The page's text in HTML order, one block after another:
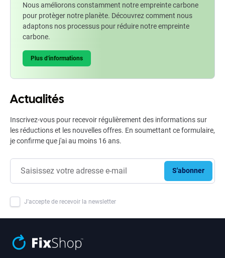
Nous améliorons constamment notre empreinte carbone
pour protèger notre planète. Découvrez comment nous
adaptons nos processus pour réduire notre empreinte
carbone.
Plus d'informations
Actualités
Inscrivez-vous pour recevoir régulièrement des informations sur
les réductions et les nouvelles offres. En soumettant ce formulaire,
je confirme que j'ai au moins 16 ans.
S'abonner
J'accepte de recevoir la newsletter